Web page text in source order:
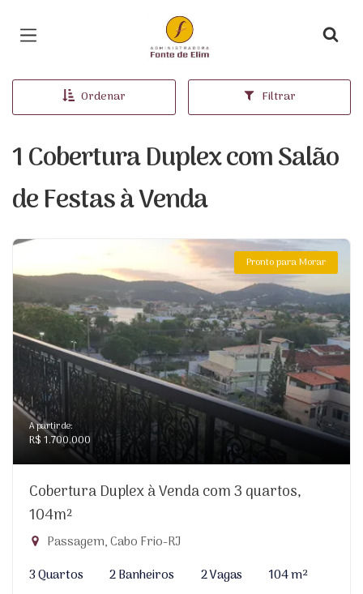
Página inicial
Ordenar Filtrar
1 Cobertura Duplex com Salão
de Festas à Venda
Pronto para Morar
A partir de:
R$ 1.700.000
Cobertura Duplex à Venda com 3 quartos,
104m²
Passagem, Cabo Frio-RJ
3 Quartos
2 Banheiros 2 Vagas
104 m²